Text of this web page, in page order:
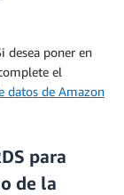
desea poner en
el
datos de Amazon
para
de la